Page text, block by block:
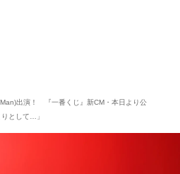
出演！ 『⼀番くじ』新CM・本日より公
として…」